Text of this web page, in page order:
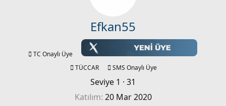
Efkan55
TC Onaylı Üye
TÜCCAR
SMS Onaylı Üye
Seviye 1 · 31
Katılım 20 Mar 2020